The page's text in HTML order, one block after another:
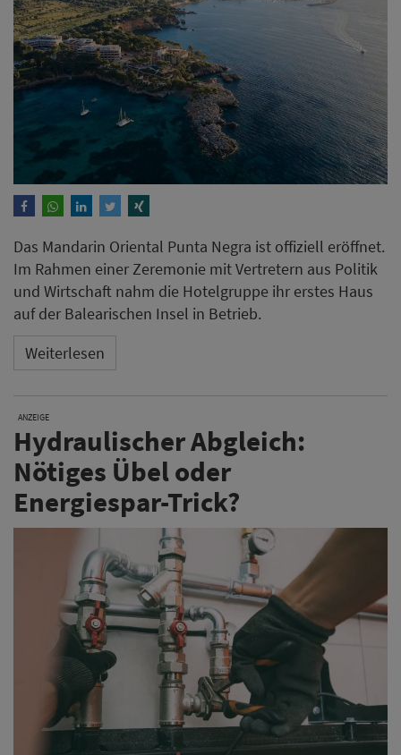
Das Mandarin Oriental Punta Negra ist offiziell eröffnet.
Im Rahmen einer Zeremonie mit Vertretern aus Politik
und Wirtschaft nahm die Hotelgruppe ihr erstes Haus
auf der Balearischen Insel in Betrieb.
Weiterlesen
ANZEIGE
Hydraulischer Abgleich:
Nötiges Übel oder
Energiespar-Trick?